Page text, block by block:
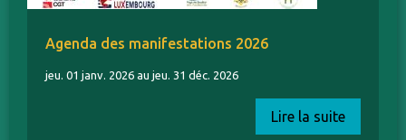
Agenda des manifestations 2026
jeu. 01 janv. 2026 au jeu. 31 déc. 2026
Lire la suite